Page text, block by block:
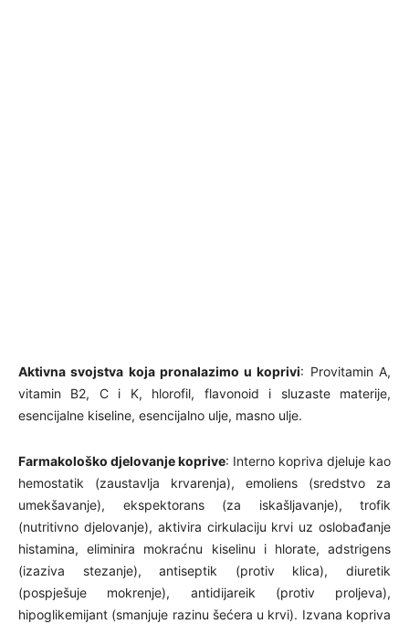
Aktivna svojstva koja pronalazimo u koprivi: Provitamin A,
vitamin B2, C i K, hlorofil, flavonoid i sluzaste materije,
esencijalne kiseline, esencijalno ulje, masno ulje.
Farmakološko djelovanje koprive: Interno kopriva djeluje kao
hemostatik (zaustavlja krvarenja), emoliens (sredstvo za
umekšavanje), ekspektorans (za iskašljavanje), trofik
(nutritivno djelovanje), aktivira cirkulaciju krvi uz oslobađanje
histamina, eliminira mokraćnu kiselinu i hlorate, adstrigens
(izaziva stezanje), antiseptik (protiv klica), diuretik
(pospješuje mokrenje), antidijareik (protiv proljeva),
hipoglikemijant (smanjuje razinu šećera u krvi). Izvana kopriva